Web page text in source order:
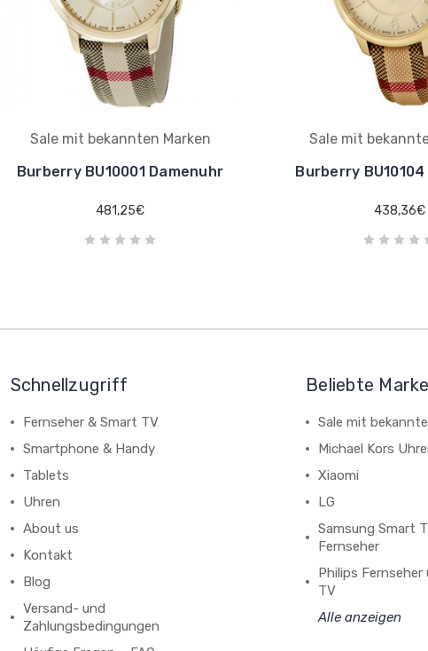
Sale mit bekannten Marken
Burberry BU10001 Damenuhr
481,25€
Sale mit
Burberry
438,36€
Schnellzugriff
Fernseher & Smart TV
Smartphone & Handy
Tablets
Uhren
About us
Kontakt
Blog
Versand- und
Zahlungsbedingungen
Beliebte
Sale mit
Michael Kors
Xiaomi
LG
Samsung Smart
Fernseher
Philips Fernseher
TV
Alle anzeigen